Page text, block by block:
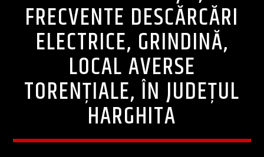
FRECVENTE DESCĂRCĂRI
ELECTRICE, GRINDINĂ,
LOCAL AVERSE
TORENȚIALE, ÎN JUDEȚUL
HARGHITA